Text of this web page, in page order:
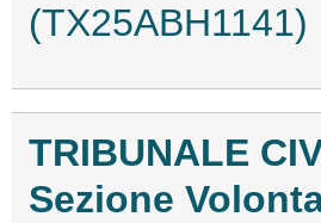
(TX25ABH1141)
TRIBUNALE
Sezione